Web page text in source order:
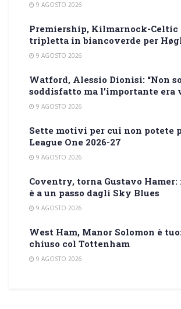
9 AGOSTO 2026
Premiership, Kilmarnock-Celtic
tripletta in biancoverde per
9 AGOSTO 2026
Watford, Alessio Dionisi: “Non
soddisfatto ma l’importante era
9 AGOSTO 2026
Sette motivi per cui non potete
League One 2026-27
9 AGOSTO 2026
Coventry, torna Gustavo
è a un passo dagli Sky Blues
9 AGOSTO 2026
West Ham, Manor Solomon è
chiuso col Tottenham
9 AGOSTO 2026